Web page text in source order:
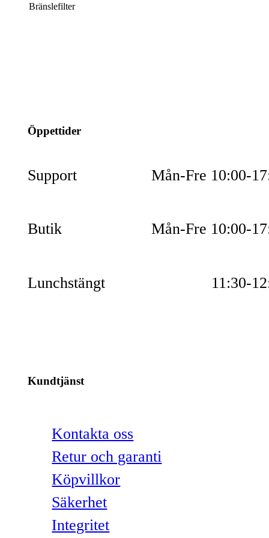
Bränslefilter
Öppettider
Support Mån-Fre 10:00-
Butik Mån-Fre 10:00-
Lunchstängt 11:30-
Kundtjänst
Kontakta oss
Retur och garanti
Köpvillkor
Säkerhet
Integritet